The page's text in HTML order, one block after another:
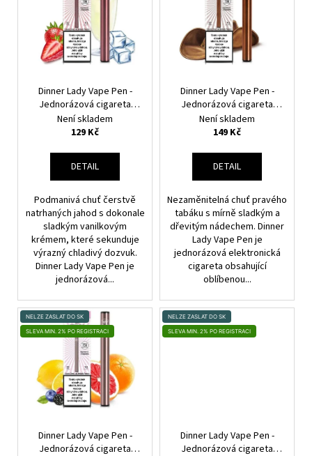
Dinner Lady Vape Pen -
Jednorázová cigareta
(Strawberry Ice) 20mg
Není skladem
129 Kč
DETAIL
Podmanivá chuť čerstvě
natrhaných jahod s dokonale
sladkým vanilkovým
krémem, které sekunduje
výrazný chladivý dozvuk.
Dinner Lady Vape Pen je
jednorázová...
Dinner Lady Vape Pen -
Jednorázová cigareta
(Smooth Tobacco) 20mg
Není skladem
149 Kč
DETAIL
Nezaměnitelná chuť pravého
tabáku s mírně sladkým a
dřevitým nádechem. Dinner
Lady Vape Pen je
jednorázová elektronická
cigareta obsahující
oblíbenou...
NELZE ZASLAT DO SK
SLEVA MIN. 2% PO REGISTRACI
Dinner Lady Vape Pen -
Jednorázová cigareta
NELZE ZASLAT DO SK
SLEVA MIN. 2% PO REGISTRACI
Dinner Lady Vape Pen -
Jednorázová cigareta